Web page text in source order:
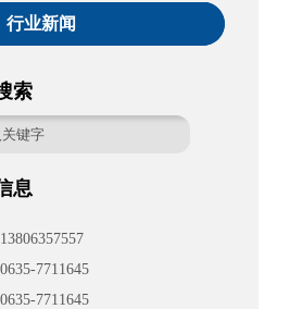
行业新闻
索
息
7711645
7711645